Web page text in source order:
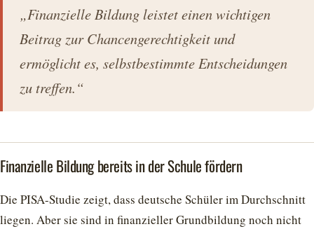
„Finanzielle Bildung leistet einen wichtigen
Beitrag zur Chancengerechtigkeit und
ermöglicht es, selbstbestimmte Entscheidungen
zu treffen.“
Finanzielle Bildung bereits in der Schule fördern
Die PISA-Studie zeigt, dass deutsche Schüler im Durchschnitt
liegen. Aber sie sind in finanzieller Grundbildung noch nicht